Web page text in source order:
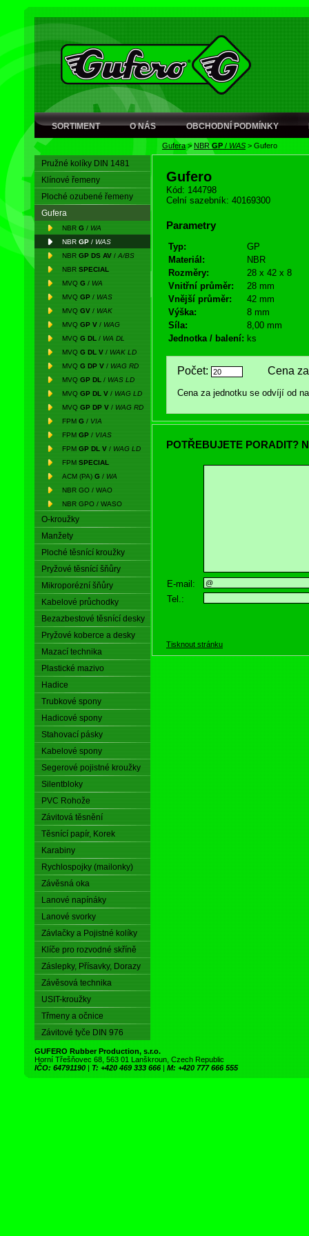
SORTIMENT O NÁS OBCHODNÍ PODMÍNKY
Gufera> NBRGP / WAS > Gufero
Pružné kolíky DIN 1481
Klínové řemeny
Ploché ozubené řemeny
Gufera
NBR G / WA
NBR GP / WAS
NBR GP DS AV / A/BS
NBR SPECIAL
MVQ G / WA
MVQ GP / WAS
MVQ GV / WAK
MVQ GP V / WAG
MVQ G DL / WA DL
MVQ G DL V / WAK LD
MVQ G DP V / WAG RD
MVQ GP DL / WAS LD
MVQ GP DL V / WAG LD
MVQ GP DP V / WAG RD
FPM G / VIA
FPM GP / VIAS
FPM GP DL V / WAG LD
FPM SPECIAL
ACM (PA) G / WA
NBR GO / WAO
NBR GPO / WASO
O-kroužky
Manžety
Ploché těsnící kroužky
Pryžové těsnící šňůry
Mikroporézní šňůry
Kabelové průchodky
Bezazbestové těsnící desky
Pryžové koberce a desky
Mazací technika
Plastické mazivo
Hadice
Trubkové spony
Hadicové spony
Stahovací pásky
Kabelové spony
Segerové pojistné kroužky
Silentbloky
PVC Rohože
Závitová těsnění
Těsnící papír, Korek
Karabiny
Rychlospojky (mailonky)
Závěsná oka
Lanové napínáky
Lanové svorky
Závlačky a Pojistné kolíky
Klíče pro rozvodné skříně
Záslepky, Přísavky, Dorazy
Závěsová technika
USIT-kroužky
Třmeny a očnice
Závitové tyče DIN 976
Gufero
Kód: 144798
Celní sazebník: 40169300
Parametry
Typ:
GP
Materiál:
NBR
Rozměry:
28 x 42 x 8
Vnitřní průměr:
28 mm
Vnější průměr:
42 mm
Výška:
8 mm
Síla:
8,00 mm
Jednotka / balení: ks
Počet: Cena za
Cena za jednotku se odvíjí od
POTŘEBUJETE PORADIT?
E-mail:
Tel.:
Tisknout stránku
GUFERO Rubber Production, s.r.o.
Horní Třešňovec 68, 563 01 Lanškroun, Czech Republic
IČO: 64791190 | T: +420 469 333 666 | M: +420 777 666 555